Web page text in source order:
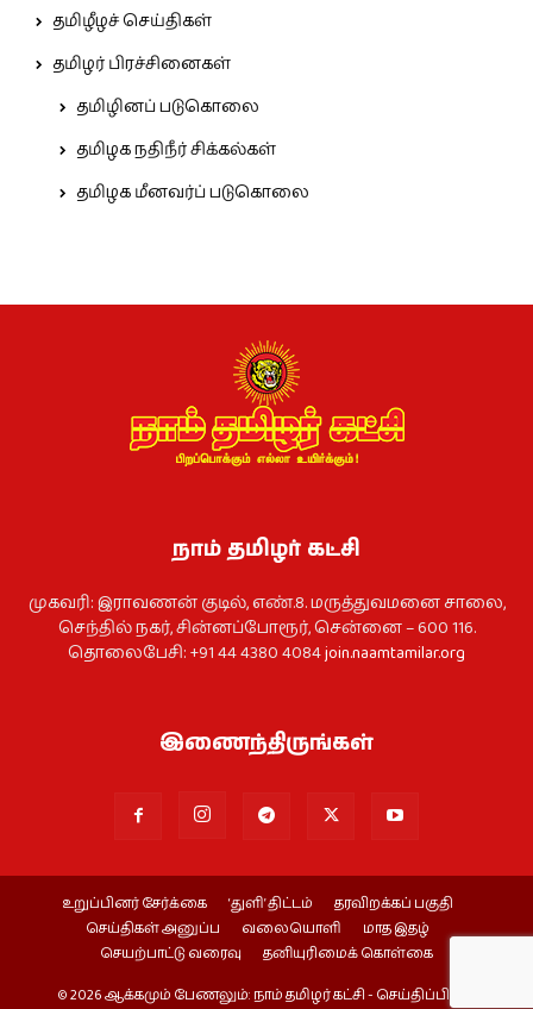
தமிழீழச் செய்திகள்
தமிழர் பிரச்சினைகள்
தமிழினப் படுகொலை
தமிழக நதிநீர் சிக்கல்கள்
தமிழக மீனவர்ப் படுகொலை
நாம் தமிழர் கட்சி
முகவரி: இராவணன் குடில், எண்.8. மருத்துவமனை சாலை,
செந்தில் நகர், சின்னப்போரூர், சென்னை – 600 116.
தொலைபேசி: +91 44 4380 4084join.naamtamilar.org
இணைந்திருங்கள்
உறுப்பினர் சேர்க்கை ‘துளி’ திட்டம்
தரவிறக்கப் பகுதி
செய்திகள் அனுப்ப
வலையொளி
மாத இதழ்
செயற்பாட்டு வரைவு
தனியுரிமைக் கொள்கை
© 2026 ஆக்கமும் பேணலும்: நாம் தமிழர் கட்சி - செய்திப்பிரிவு